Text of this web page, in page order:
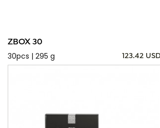
ZBOX 30
30pcs | 295 g
123.42